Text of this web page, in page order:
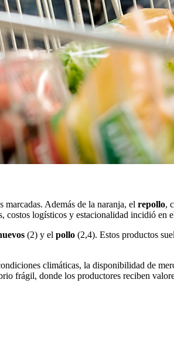
Además de la naranja, el repollo,
logísticos y estacionalidad incidió en
(2) y el pollo (2,4). Estos productos
climáticas, la disponibilidad de
frágil, donde los productores reciben